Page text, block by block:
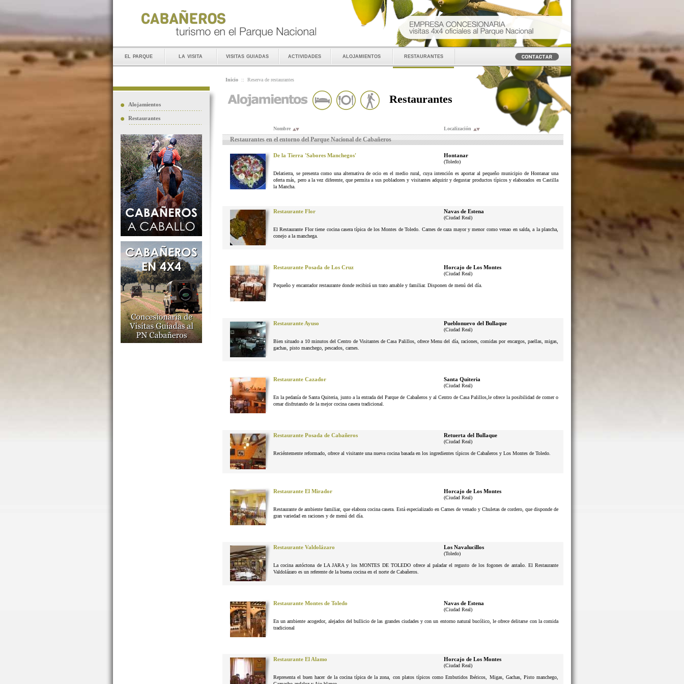
el parque la visita visitas guiadas actividades alojamientos restaurantes
Alojamientos
Restaurantes
Inicio :: Reserva de restaurantes
Restaurantes
Nombre Localización
Restaurantes en el entorno del Parque Nacional de Cabañeros
De la Tierra 'Sabores Manchegos' Hontanar
(Toledo)
Delatierra, se presenta como una alternativa de ocio en el medio rural, cuya intención es aportar al pequeño municipio de Hontanar una
oferta más, pero a la vez diferente, que permita a sus pobladores y visitantes adquirir y degustar productos típicos y elaborados en Castilla
la Mancha.
Restaurante Flor Navas de Estena
(Ciudad Real)
El Restaurante Flor tiene cocina casera típica de los Montes de Toledo. Carnes de caza mayor y menor como venao en salda, a la plancha,
conejo a la manchega.
Restaurante Posada de Los Cruz Horcajo de Los Montes
(Ciudad Real)
Pequeño y encantador restaurante donde recibirá un trato amable y familiar. Disponen de menú del día.
Restaurante Ayuso Pueblonuevo del Bullaque
(Ciudad Real)
Bien situado a 10 minutos del Centro de Visitantes de Casa Palillos, ofrece Menu del día, raciones, comidas por encargos, paellas, migas,
gachas, pisto manchego, pescados, carnes.
Restaurante Cazador Santa Quiteria
(Ciudad Real)
En la pedanía de Santa Quiteria, junto a la entrada del Parque de Cabañeros y al Centro de Casa Palillos,le ofrece la posibilidad de comer o
cenar disfrutando de la mejor cocina casera tradicional.
Restaurante Posada de Cabañeros Retuerta del Bullaque
(Ciudad Real)
Reciéntemente reformado, ofrece al visitante una nueva cocina basada en los ingredientes típicos de Cabañeros y Los Montes de Toledo.
Restaurante El Mirador Horcajo de Los Montes
(Ciudad Real)
Restaurante de ambiente familiar, que elabora cocina casera. Está especializado en Carnes de venado y Chuletas de cordero, que disponde de
gran variedad en raciones y de menú del día.
Restaurante Valdolázaro Los Navalucillos
(Toledo)
La cocina autóctona de LA JARA y los MONTES DE TOLEDO ofrece al paladar el regusto de los fogones de antaño. El Restaurante
Valdolázaro es un referente de la buena cocina en el norte de Cabañeros.
Restaurante Montes de Toledo Navas de Estena
(Ciudad Real)
En un ambiente acogedor, alejados del bullicio de las grandes ciudades y con un entorno natural bucólico, le ofrece delitarse con la comida
tradicional
Restaurante El Alamo Horcajo de Los Montes
(Ciudad Real)
Representa el buen hacer de la cocina típica de la zona, con platos típicos como Embutidos Ibéricos, Migas, Gachas, Pisto manchego,